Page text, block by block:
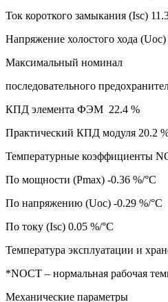
Ток короткого замыкания (Isc)
Напряжение холостого хода
Максимальный номинал
последовательного
КПД элемента ФЭМ 22.4 %
Практический КПД модуля 20.2
Температурные коэффициенты
По мощности (Pmax) -0.36 %/°C
По напряжению (Uoc) -0.29 %/°C
По току (Isc) 0.05 %/°C
Температура эксплуатации и
*NOCT – нормальная рабочая
Механические параметры